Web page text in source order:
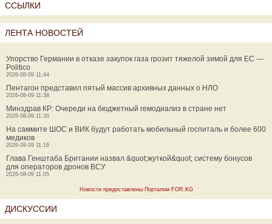
ССЫЛКИ
ЛЕНТА НОВОСТЕЙ
Упорство Германии в отказе закупок газа грозит тяжелой зимой для ЕС —
Politico
2026-08-09 11:44
Пентагон представил пятый массив архивных данных о НЛО
2026-08-09 11:38
Минздрав КР: Очереди на бюджетный гемодиализ в стране нет
2026-08-09 11:30
На саммите ШОС и ВИК будут работать мобильный госпиталь и более 600
медиков
2026-08-09 11:16
Глава Генштаба Британии назвал &quot;жуткой&quot; систему бонусов
для операторов дронов ВСУ
2026-08-09 11:05
Новости предоставлены Порталом FOR.KG
ДИСКУССИИ